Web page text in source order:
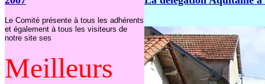
Le Comité présente à tous les adhérents
et également à tous les visiteurs de
notre site ses
Meilleurs